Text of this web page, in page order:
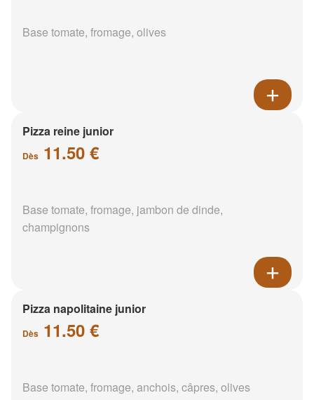
Base tomate, fromage, olives
Pizza reine junior
Dès 11.50 €
Base tomate, fromage, jambon de dinde,
champignons
Pizza napolitaine junior
Dès 11.50 €
Base tomate, fromage, anchois, câpres, olives